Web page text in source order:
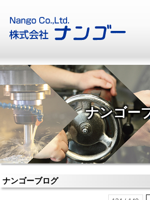
ナンゴー
ナンゴーブログ